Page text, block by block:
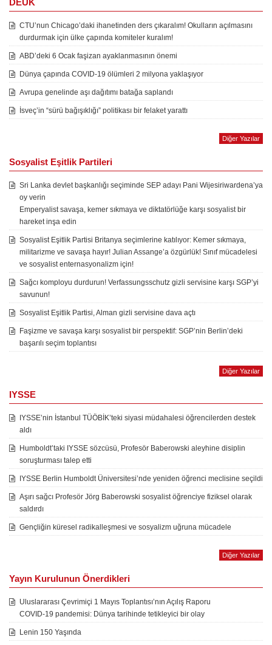
DEUK
CTU’nun Chicago’daki ihanetinden ders çıkaralım! Okulların açılmasını
durdurmak için ülke çapında komiteler kuralım!
ABD’deki 6 Ocak faşizan ayaklanmasının önemi
Dünya çapında COVID-19 ölümleri 2 milyona yaklaşıyor
Avrupa genelinde aşı dağıtımı batağa saplandı
İsveç’in “sürü bağışıklığı” politikası bir felaket yarattı
Diğer Yazılar
Sosyalist Eşitlik Partileri
Sri Lanka devlet başkanlığı seçiminde SEP adayı Pani Wijesiriwardena’ya
oy verin
Emperyalist savaşa, kemer sıkmaya ve diktatörlüğe karşı sosyalist bir
hareket inşa edin
Sosyalist Eşitlik Partisi Britanya seçimlerine katılıyor: Kemer sıkmaya,
militarizme ve savaşa hayır! Julian Assange’a özgürlük! Sınıf mücadelesi
ve sosyalist enternasyonalizm için!
Sağcı komployu durdurun! Verfassungsschutz gizli servisine karşı SGP’yi
savunun!
Sosyalist Eşitlik Partisi, Alman gizli servisine dava açtı
Faşizme ve savaşa karşı sosyalist bir perspektif: SGP’nin Berlin’deki
başarılı seçim toplantısı
Diğer Yazılar
IYSSE
IYSSE’nin İstanbul TÜÖBİK’teki siyasi müdahalesi öğrencilerden destek
aldı
Humboldt’taki IYSSE sözcüsü, Profesör Baberowski aleyhine disiplin
soruşturması talep etti
IYSSE Berlin Humboldt Üniversitesi’nde yeniden öğrenci meclisine seçildi
Aşırı sağcı Profesör Jörg Baberowski sosyalist öğrenciye fiziksel olarak
saldırdı
Gençliğin küresel radikalleşmesi ve sosyalizm uğruna mücadele
Diğer Yazılar
Yayın Kurulunun Önerdikleri
Uluslararası Çevrimiçi 1 Mayıs Toplantısı’nın Açılış Raporu
COVID-19 pandemisi: Dünya tarihinde tetikleyici bir olay
Lenin 150 Yaşında